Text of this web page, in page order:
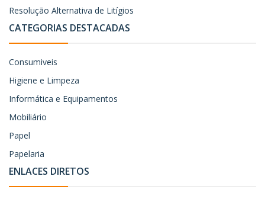
Resolução Alternativa de Litígios
CATEGORIAS DESTACADAS
Consumiveis
Higiene e Limpeza
Informática e Equipamentos
Mobiliário
Papel
Papelaria
ENLACES DIRETOS